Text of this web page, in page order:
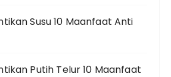
Susu 10 Maanfaat Anti
Putih Telur 10 Maanfaat